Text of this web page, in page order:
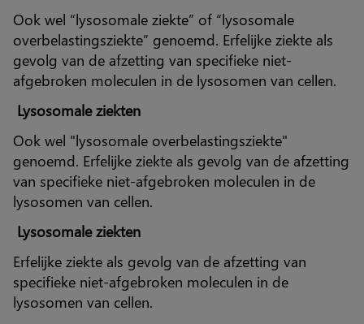
Ook wel “lysosomale ziekte” of “lysosomale
overbelastingsziekte” genoemd. Erfelijke ziekte als
gevolg van de afzetting van specifieke niet-
afgebroken moleculen in de lysosomen van cellen.
Lysosomale ziekten
Ook wel "lysosomale overbelastingsziekte"
genoemd. Erfelijke ziekte als gevolg van de afzetting
van specifieke niet-afgebroken moleculen in de
lysosomen van cellen.
Lysosomale ziekten
Erfelijke ziekte als gevolg van de afzetting van
specifieke niet-afgebroken moleculen in de
lysosomen van cellen.